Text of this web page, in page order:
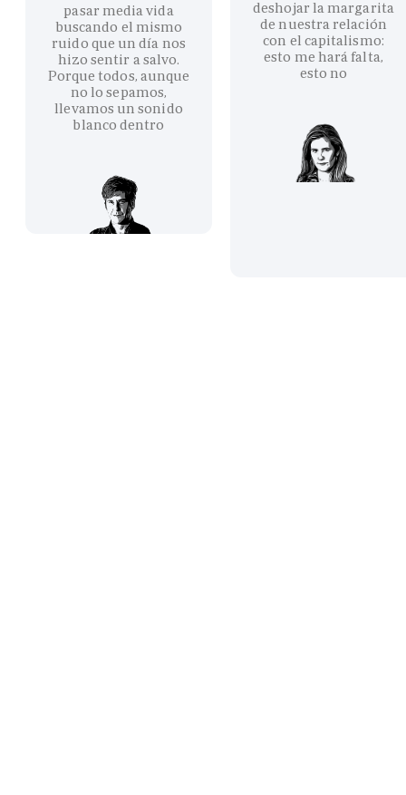
pasar media vida
buscando el mismo
ruido que un día nos
hizo sentir a salvo.
Porque todos, aunque
no lo sepamos,
llevamos un sonido
blanco dentro
deshojar la margarita
de nuestra relación
con el capitalismo:
esto me hará falta,
esto no